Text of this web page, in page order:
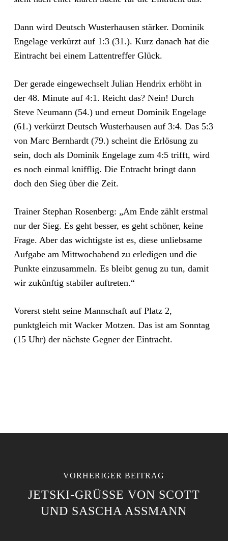
Dann wird Deutsch Wusterhausen stärker. Dominik
Engelage verkürzt auf 1:3 (31.). Kurz danach hat die
Eintracht bei einem Lattentreffer Glück.
Der gerade eingewechselt Julian Hendrix erhöht in
der 48. Minute auf 4:1. Reicht das? Nein! Durch
Steve Neumann (54.) und erneut Dominik Engelage
(61.) verkürzt Deutsch Wusterhausen auf 3:4. Das 5:3
von Marc Bernhardt (79.) scheint die Erlösung zu
sein, doch als Dominik Engelage zum 4:5 trifft, wird
es noch einmal knifflig. Die Entracht bringt dann
doch den Sieg über die Zeit.
Trainer Stephan Rosenberg: „Am Ende zählt erstmal
nur der Sieg. Es geht besser, es geht schöner, keine
Frage. Aber das wichtigste ist es, diese unliebsame
Aufgabe am Mittwochabend zu erledigen und die
Punkte einzusammeln. Es bleibt genug zu tun, damit
wir zukünftig stabiler auftreten.“
Vorerst steht seine Mannschaft auf Platz 2,
punktgleich mit Wacker Motzen. Das ist am Sonntag
(15 Uhr) der nächste Gegner der Eintracht.
VORHERIGER BEITRAG
JETSKI-GRÜSSE VON SCOTT U
ND SASCHA ASSMANN